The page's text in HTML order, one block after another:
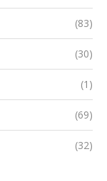
(83)
(30)
(1)
(69)
(32)